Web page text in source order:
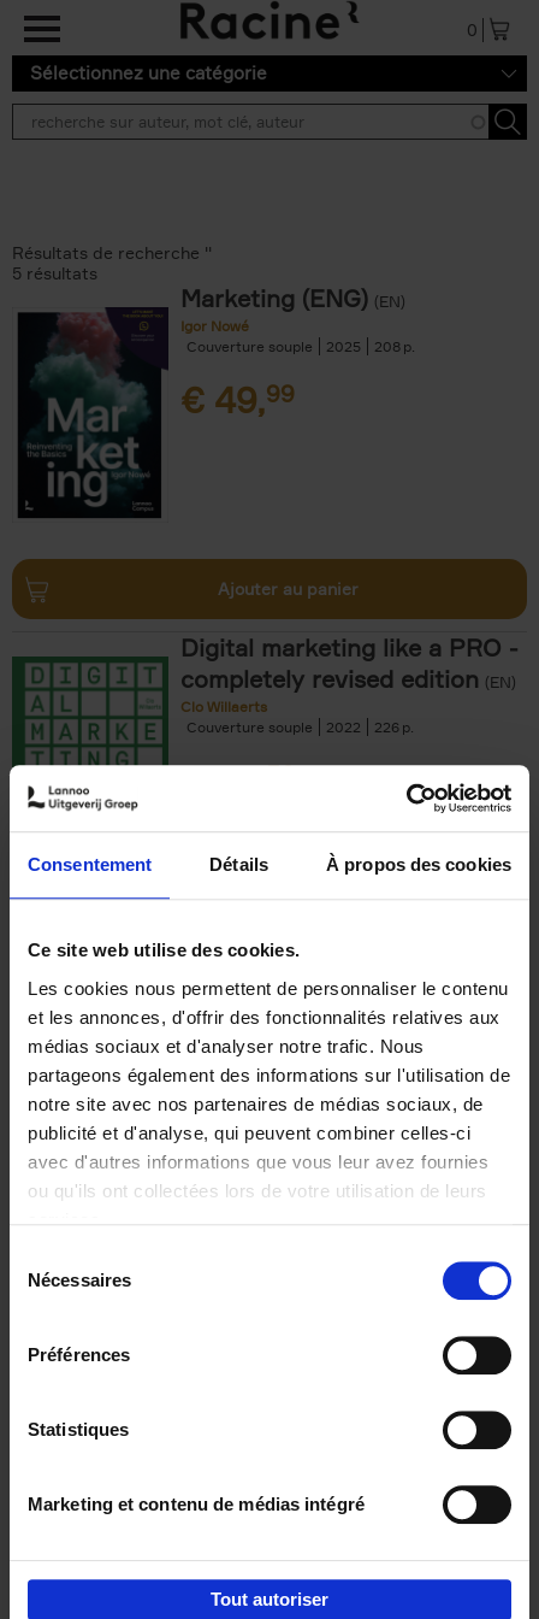
Consentement Détails À propos des cookies
Ce site web utilise des cookies.
Les cookies nous permettent de personnaliser le contenu
et les annonces, d'offrir des fonctionnalités relatives aux
médias sociaux et d'analyser notre trafic. Nous
partageons également des informations sur l'utilisation de
notre site avec nos partenaires de médias sociaux, de
publicité et d'analyse, qui peuvent combiner celles-ci
avec d'autres informations que vous leur avez fournies
ou qu'ils ont collectées lors de votre utilisation de leurs
Nécessaires
Préférences
Statistiques
Marketing et contenu de médias intégré
Tout autoriser
Aller au contenu principal
0
Sélectionnez une catégorie
Résultats de recherche ''
5 résultats
Marketing (ENG) (EN)
Igor Nowé
Couverture souple
2025 208
€ 49,99
Ajouter au panier
Digital marketing like a PRO -
completely revised edition (EN)
Clo Willaerts
Couverture souple
2022 226
€35,50
The Offer You Can't
Refuse
Steven Van Belleghem
Couverture souple
2020 256
€37,50
Building Bonds = Building